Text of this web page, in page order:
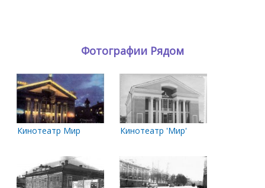
Фотографии Рядом
Кинотеатр Мир Кинотеатр 'Мир'